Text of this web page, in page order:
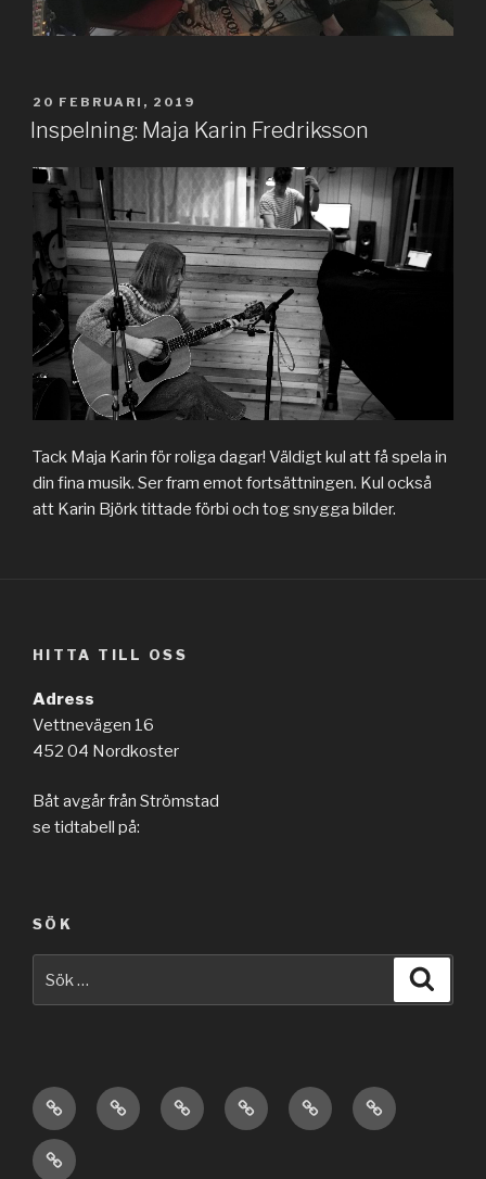
PUBLICERAT
20 FEBRUARI, 2019
Inspelning: Maja Karin Fredriksson
Tack Maja Karin för roliga dagar! Väldigt kul att få spela in
din fina musik. Ser fram emot fortsättningen. Kul också
att Karin Björk tittade förbi och tog snygga bilder.
HITTA TILL OSS
Adress
Vettnevägen 16
452 04 Nordkoster
Båt avgår från Strömstad
se tidtabell på:
SÖK
Om
Öljud
Om
Koster
Om
Putte
UtrustningBoendeMusik
från
Kontakt